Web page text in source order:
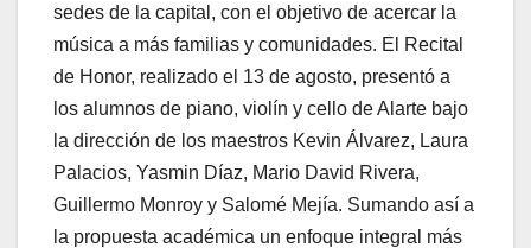
sedes de la capital, con el objetivo de acercar la
música a más familias y comunidades. El Recital
de Honor, realizado el 13 de agosto, presentó a
los alumnos de piano, violín y cello de Alarte bajo
la dirección de los maestros Kevin Álvarez, Laura
Palacios, Yasmin Díaz, Mario David Rivera,
Guillermo Monroy y Salomé Mejía. Sumando así a
la propuesta académica un enfoque integral más